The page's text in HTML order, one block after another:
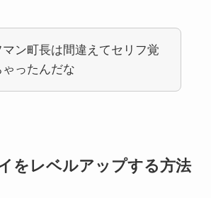
マン町長は間違えてセリフ覚
ゃったんだな
をレベルアップする方法